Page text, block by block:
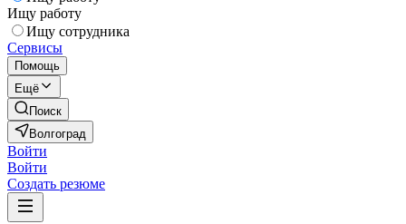
Ищу работу
Ищу сотрудника
Сервисы
Помощь
Ещё
Поиск
Волгоград
Войти
Войти
Создать резюме